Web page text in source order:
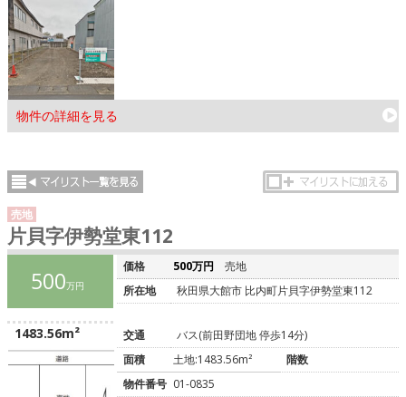
物件の詳細を見る
売地
片貝字伊勢堂東112
500万円
1483.56m²
価格 500万円
売地
所在地
秋田県大館市 比内町片貝字伊勢堂東112
交通
バス(前田野団地 停歩14分)
面積
土地:1483.56m²
階数
物件番号 01-0835